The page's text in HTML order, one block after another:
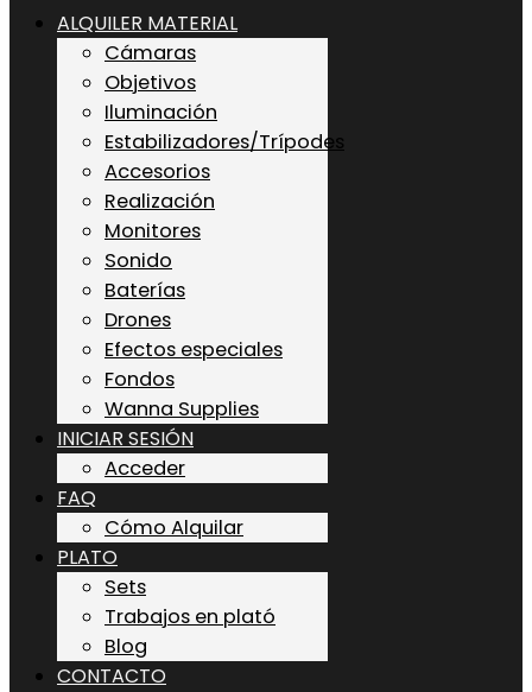
ALQUILER MATERIAL
Cámaras
Objetivos
Iluminación
Estabilizadores/Trípodes
Accesorios
Realización
Monitores
Sonido
Baterías
Drones
Efectos especiales
Fondos
Wanna Supplies
INICIAR SESIÓN
Acceder
FAQ
Cómo Alquilar
PLATO
Sets
Trabajos en plató
Blog
CONTACTO